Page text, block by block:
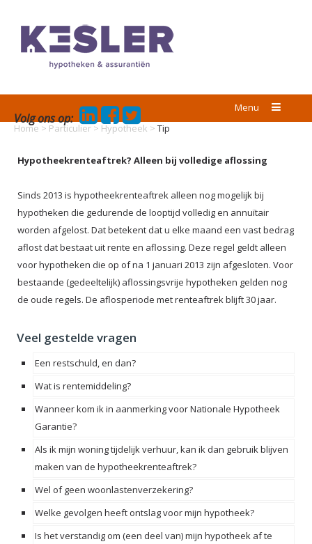
Menu
Volg ons op:
Home > Particulier> Hypotheek > Tip
Hypotheekrenteaftrek? Alleen bij volledige aflossing
Sinds 2013 is hypotheekrenteaftrek alleen nog mogelijk bij
hypotheken die gedurende de looptijd volledig en annuïtair
worden afgelost. Dat betekent dat u elke maand een vast bedrag
aflost dat bestaat uit rente en aflossing. Deze regel geldt alleen
voor hypotheken die op of na 1 januari 2013 zijn afgesloten. Voor
bestaande (gedeeltelijk) aflossingsvrije hypotheken gelden nog
de oude regels. De aflosperiode met renteaftrek blijft 30 jaar.
Veel gestelde vragen
Een restschuld, en dan?
Wat is rentemiddeling?
Wanneer kom ik in aanmerking voor Nationale Hypotheek
Garantie?
Als ik mijn woning tijdelijk verhuur, kan ik dan gebruik blijven
maken van de hypotheekrenteaftrek?
Wel of geen woonlastenverzekering?
Welke gevolgen heeft ontslag voor mijn hypotheek?
Is het verstandig om (een deel van) mijn hypotheek af te